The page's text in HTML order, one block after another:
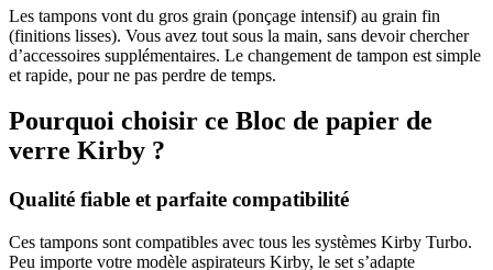
Les tampons vont du gros grain (ponçage intensif) au grain fin
(finitions lisses). Vous avez tout sous la main, sans devoir chercher
d’accessoires supplémentaires. Le changement de tampon est simple
et rapide, pour ne pas perdre de temps.
Pourquoi choisir ce Bloc de papier de
verre Kirby ?
Qualité fiable et parfaite compatibilité
Ces tampons sont compatibles avec tous les systèmes Kirby Turbo.
Peu importe votre modèle aspirateurs Kirby, le set s’adapte